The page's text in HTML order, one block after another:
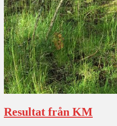
Resultat från KM